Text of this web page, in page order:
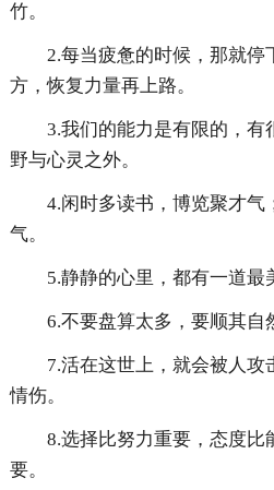
竹。
2.每当疲惫的时候，那就停
方，恢复力量再上路。
3.我们的能力是有限的，
野与心灵之外。
4.闲时多读书，博览聚才
气。
5.静静的心里，都有一道最
6.不要盘算太多，要顺其自
7.活在这世上，就会被人
情伤。
8.选择比努力重要，态度
要。